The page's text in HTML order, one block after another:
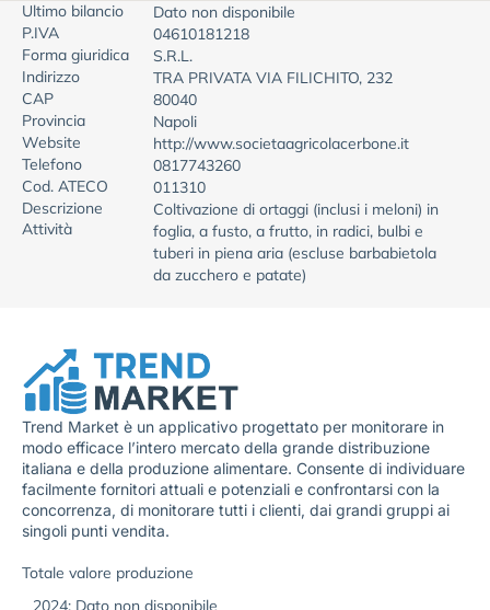
Ultimo bilancio
Dato non disponibile
P.IVA
04610181218
Forma giuridica
S.R.L.
Indirizzo
TRA PRIVATA VIA FILICHITO, 232
CAP
80040
Provincia
Napoli
Website
http://www.societaagricolacerbone.it
Telefono
0817743260
Cod. ATECO
011310
Descrizione
Attività
Coltivazione di ortaggi (inclusi i meloni) in
foglia, a fusto, a frutto, in radici, bulbi e
tuberi in piena aria (escluse barbabietola
da zucchero e patate)
Trend Market è un applicativo progettato per monitorare in
modo efficace l’intero mercato della grande distribuzione
italiana e della produzione alimentare. Consente di individuare
facilmente fornitori attuali e potenziali e confrontarsi con la
concorrenza, di monitorare tutti i clienti, dai grandi gruppi ai
singoli punti vendita.
Totale valore produzione
2024: Dato non disponibile